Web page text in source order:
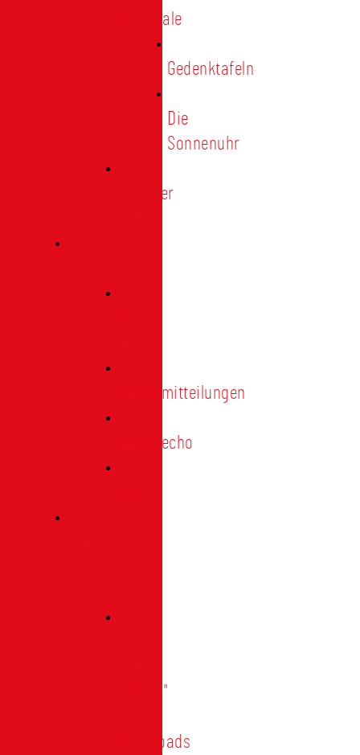
Denkmale
Gedenktafeln
Die
Sonnenuhr
Ratinger
Pressemitteilungen
Presseecho
"digital"
Downloads